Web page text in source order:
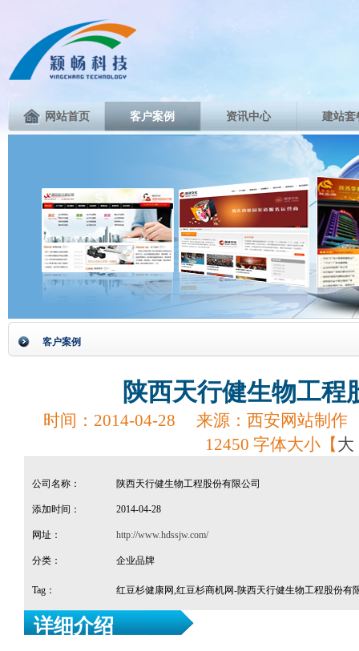
网站首页 客户案例 资讯中心 建站套
客户案例
陕西天行健生物工程
时间： 2014-04-28 来源： 西安网站制作
12450 字体大小【大
公司名称： 陕西天行健生物工程股份有限公司
添加时间： 2014-04-28
网址： http://www.hdssjw.com/
分类： 企业品牌
Tag： 红豆杉健康网,红豆杉商机网-陕西天行健生物工程股份有
详细介绍